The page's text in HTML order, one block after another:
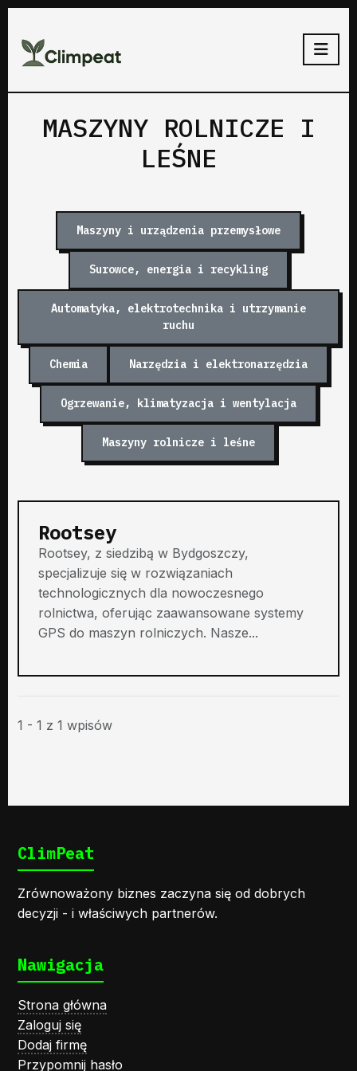
MASZYNY ROLNICZE I
LEŚNE
Maszyny i urządzenia przemysłowe
Surowce, energia i recykling
Automatyka, elektrotechnika i utrzymanie
ruchu
Chemia Narzędzia i elektronarzędzia
Ogrzewanie, klimatyzacja i wentylacja
Maszyny rolnicze i leśne
Rootsey
Rootsey, z siedzibą w Bydgoszczy,
specjalizuje się w rozwiązaniach
technologicznych dla nowoczesnego
rolnictwa, oferując zaawansowane systemy
GPS do maszyn rolniczych. Nasze...
1 - 1 z 1 wpisów
ClimPeat
Zrównoważony biznes zaczyna się od dobrych
decyzji - i właściwych partnerów.
Nawigacja
Strona główna
Zaloguj się
Dodaj firmę
Przypomnij hasło